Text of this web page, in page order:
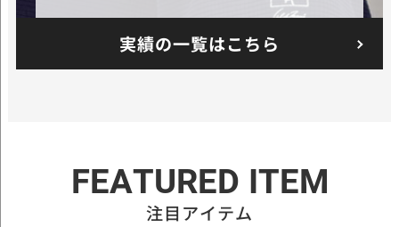
実績の一覧はこちら
FEATURED ITEM
注目アイテム